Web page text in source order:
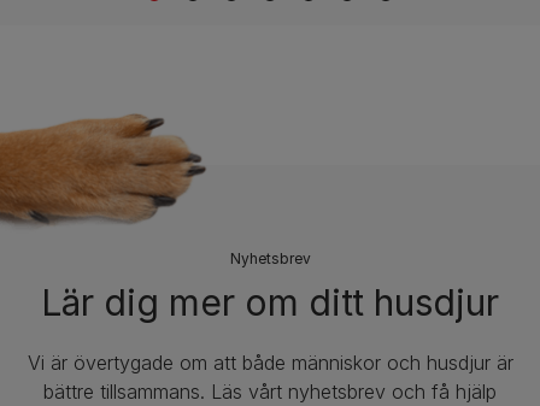
​Nyhetsbrev
Lär dig mer om ditt husdjur
Vi är övertygade om att både människor och husdjur är
bättre tillsammans. Läs vårt nyhetsbrev och få hjälp